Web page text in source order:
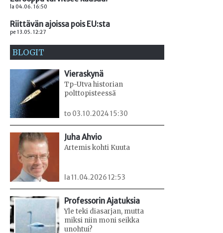
la 04.06. 16:50
Riittävän ajoissa pois EU:sta
pe 13.05. 12:27
BLOGIT
Vieraskynä
Tp-Utva historian
polttopisteessä
to 03.10.2024 15:30
Juha Ahvio
Artemis kohti Kuuta
la 11.04.2026 12:53
Professorin Ajatuksia
Yle teki diasarjan, mutta
miksi niin moni seikka
unohtui?